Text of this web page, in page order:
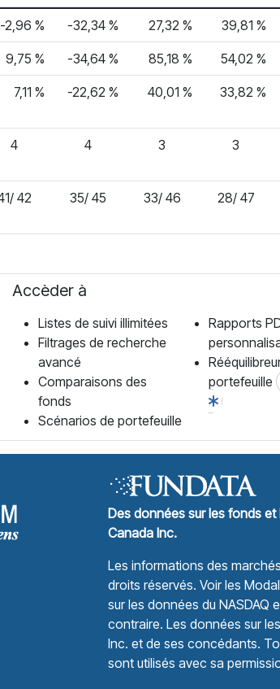
-2,96 % -32,34 % 27,32 % 39,81 %
9,75 % -34,64 % 85,18 % 54,02 %
7,11 % -22,62 % 40,01 % 33,82 %
4 4 3 3
42 35/ 45 33/ 46 28/ 47
Accèder à
Listes de suivi illimitées
Filtrages de recherche
avancé
Comparaisons des
fonds
Scénarios de portefeuille
Rapports
portefeuille
Forum des Fonds Accueil
Des données sur les fonds et
Canada Inc.
Les informations des
droits réservés. Voir les
sur les données du NASDAQ
contraire. Les données sur
Inc. et de ses concédants.
sont utilisés avec sa